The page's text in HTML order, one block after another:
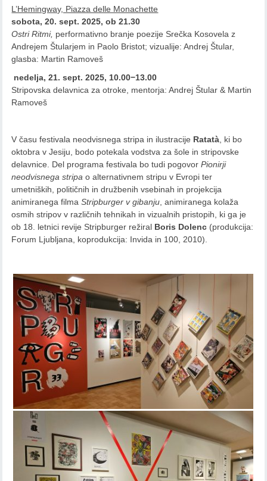
L’Hemingway, Piazza delle Monachette
sobota, 20. sept. 2025, ob 21.30
Ostri Ritmi, performativno branje poezije Srečka Kosovela z
Andrejem Štularjem in Paolo Bristot; vizualije: Andrej Štular,
glasba: Martin Ramoveš
nedelja, 21. sept. 2025, 10.00−13.00
Stripovska delavnica za otroke, mentorja: Andrej Štular & Martin
Ramoveš
V času festivala neodvisnega stripa in ilustracije Ratatà , ki bo
oktobra v Jesiju, bodo potekala vodstva za šole in stripovske
delavnice. Del programa festivala bo tudi pogovorPionirji
neodvisnega stripa o alternativnem stripu v Evropi ter
umetniških, političnih in družbenih vsebinah in projekcija
animiranega filmaStripburger v gibanju , animiranega kolaža
osmih stripov v različnih tehnikah in vizualnih pristopih, ki ga je
ob 18. letnici revije Stripburger režiral Boris Dolenc (produkcija:
Forum Ljubljana, koprodukcija: Invida in 100, 2010).